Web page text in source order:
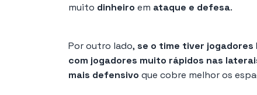
muito dinheiro em ataque e defesa.
Por outro lado, se o time tiver
com jogadores muito rápidos nas
mais defensivo que cobre melhor os